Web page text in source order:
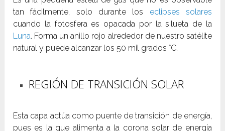
tan fácilmente, solo durante los eclipses solares
cuando la fotosfera es opacada por la silueta de la
Luna. Forma un anillo rojo alrededor de nuestro satélite
natural y puede alcanzar los 50 mil grados °C.
REGIÓN DE TRANSICIÓN SOLAR
Esta capa actúa como puente de transición de energía,
pues es la que alimenta a la corona solar de energía